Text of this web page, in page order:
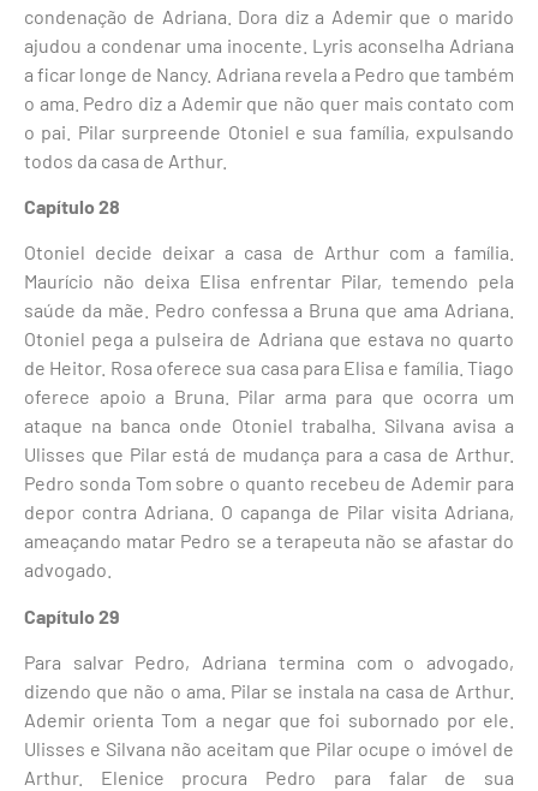
condenação de Adriana. Dora diz a Ademir que o marido
ajudou a condenar uma inocente. Lyris aconselha Adriana
a ficar longe de Nancy. Adriana revela a Pedro que também
o ama. Pedro diz a Ademir que não quer mais contato com
o pai. Pilar surpreende Otoniel e sua família, expulsando
todos da casa de Arthur.
Capítulo 28
Otoniel decide deixar a casa de Arthur com a família.
Maurício não deixa Elisa enfrentar Pilar, temendo pela
saúde da mãe. Pedro confessa a Bruna que ama Adriana.
Otoniel pega a pulseira de Adriana que estava no quarto
de Heitor. Rosa oferece sua casa para Elisa e família. Tiago
oferece apoio a Bruna. Pilar arma para que ocorra um
ataque na banca onde Otoniel trabalha. Silvana avisa a
Ulisses que Pilar está de mudança para a casa de Arthur.
Pedro sonda Tom sobre o quanto recebeu de Ademir para
depor contra Adriana. O capanga de Pilar visita Adriana,
ameaçando matar Pedro se a terapeuta não se afastar do
advogado.
Capítulo 29
Para salvar Pedro, Adriana termina com o advogado,
dizendo que não o ama. Pilar se instala na casa de Arthur.
Ademir orienta Tom a negar que foi subornado por ele.
Ulisses e Silvana não aceitam que Pilar ocupe o imóvel de
Arthur. Elenice procura Pedro para falar de sua